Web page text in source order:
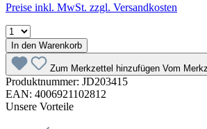
Preise inkl. MwSt. zzgl. Versandkosten
In den Warenkorb
Zum Merkzettel hinzufügen Vom
Produktnummer: JD203415
EAN: 4006921102812
Unsere Vorteile